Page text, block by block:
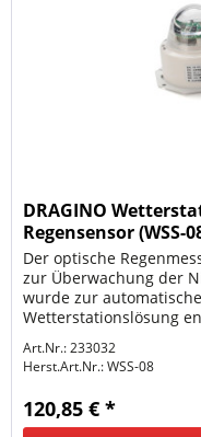
DRAGINO
Regensensor (WSS-
Der optische
zur Überwachung der
wurde zur
Wetterstationslösung
Art.Nr.: 233032
Herst.Art.Nr.:WSS-08
120,85 € *